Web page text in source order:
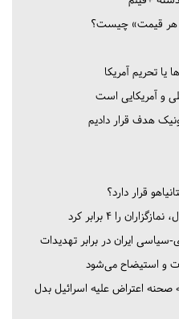
به هر قیمت» چیست؟
یا تحریم‌ آمریکا
و آمریکایی است
هدف قرار دادیم
قرار دارد؟
سیاسی ایران در برابر تهدیدات
و استیضاح می‌شود
صحنه اعتراض علیه اسرائیل بدل